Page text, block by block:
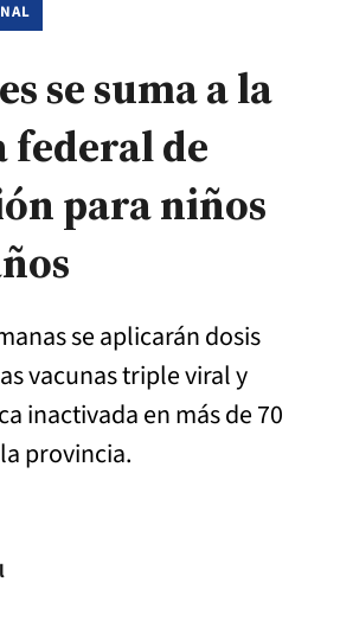
se suma a la
federal de
para niños
se aplicarán dosis
vacunas triple viral y
inactivada en más de 70
provincia.